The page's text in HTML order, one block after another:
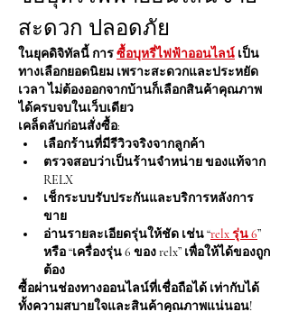
สะดวก ปลอดภัย
ในยุคดิจิทัลนี้ การ ซื้อบุหรี่ไฟฟ้าออนไลน์ เป็น
ทางเลือกยอดนิยม เพราะสะดวกและประหยัด
เวลา ไม่ต้องออกจากบ้านก็เลือกสินค้าคุณภาพ
ได้ครบจบในเว็บเดียว
เคล็ดลับก่อนสั่งซื้อ:
เลือกร้านที่มีรีวิวจริงจากลูกค้า
ตรวจสอบว่าเป็นร้านจำหน่าย ของแท้จาก
RELX
เช็กระบบรับประกันและบริการหลังการ
ขาย
อ่านรายละเอียดรุ่นให้ชัด เช่น “relx รุ่น 6”
หรือ “เครื่องรุ่น 6 ของ relx” เพื่อให้ได้ของถูก
ต้อง
ซื้อผ่านช่องทางออนไลน์ที่เชื่อถือได้ เท่ากับได้
ทั้งความสบายใจและสินค้าคุณภาพแน่นอน!